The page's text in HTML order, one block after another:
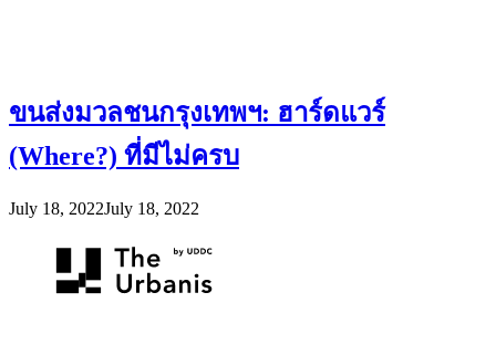
ขนส่งมวลชนกรุงเทพฯ: ฮาร์ดแวร์
(Where?) ที่มีไม่ครบ
July 18, 2022July 18, 2022